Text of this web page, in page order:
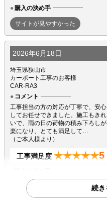
購入の決め手
サイトが見やすかった
2026年6月18日
埼玉県狭山市
カーポート工事のお客様
CAR-RA3
コメント
工事担当の方の対応が丁寧で、安心
してお任せできました。施工もきれ
いで、雨の日の荷物の積み下ろしが
楽になり、とても満足して…
（ご本人様より）
工事満足度 ★★★★★5
サイトが見やすかった